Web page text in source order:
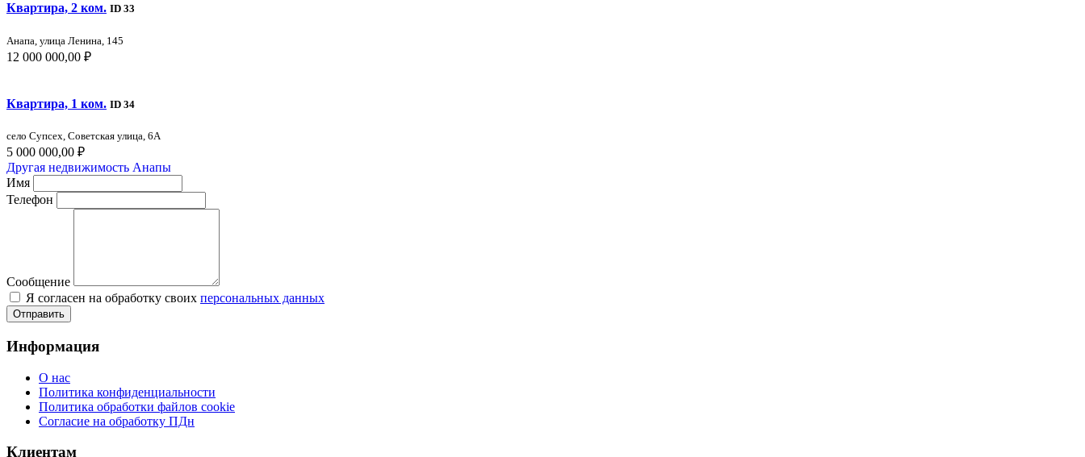
Квартира, 2 ком. ID 33
Анапа, улица Ленина, 145
12 000 000,00 ₽
Квартира, 1 ком. ID 34
село Супсех, Советская улица, 6А
5 000 000,00 ₽
Другая недвижимость Анапы
Имя
Телефон
Сообщение
Я согласен на обработку своих персональных данных
Отправить
Информация
О нас
Политика конфиденциальности
Политика обработки файлов cookie
Согласие на обработку ПДн
Клиентам